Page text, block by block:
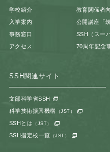
学校紹介
入学案内
事務窓口
アクセス
教育関係者
公開講座「
SSH（スー
70周年記念
SSH関連サイト
文部科学省SSH
科学技術振興機構 （JST）
SSHとは （JST）
SSH指定校一覧 （JST）